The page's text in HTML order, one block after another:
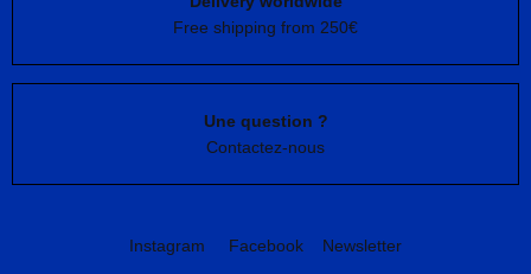
Free shipping from 250€
Une question ?
Contactez-nous
Instagram Facebook Newsletter